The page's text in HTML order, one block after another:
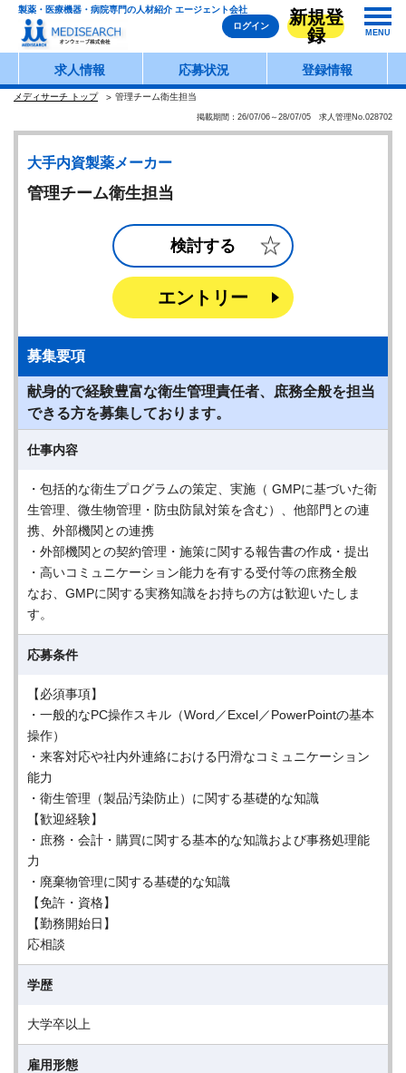
製薬・医療機器・病院専門の人材紹介 エージェント会社
ログイン
新規登
録
MENU
求人情報 応募状況 登録情報
メディサーチ トップ 管理チーム衛生担当
掲載期間：26/07/06～28/07/05 求人管理No.028702
大手内資製薬メーカー
管理チーム衛生担当
検討する
エントリー
募集要項
献身的で経験豊富な衛生管理責任者、庶務全般を担当
できる方を募集しております。
仕事内容
・包括的な衛生プログラムの策定、実施（ GMPに基づいた衛
生管理、微生物管理・防虫防鼠対策を含む）、他部門との連
携、外部機関との連携
・外部機関との契約管理・施策に関する報告書の作成・提出
・高いコミュニケーション能力を有する受付等の庶務全般
なお、GMPに関する実務知識をお持ちの方は歓迎いたしま
す。
応募条件
【必須事項】
・一般的なPC操作スキル（Word／Excel／PowerPointの基本
操作）
・来客対応や社内外連絡における円滑なコミュニケーション
能力
・衛生管理（製品汚染防止）に関する基礎的な知識
【歓迎経験】
・庶務・会計・購買に関する基本的な知識および事務処理能
力
・廃棄物管理に関する基礎的な知識
【免許・資格】
【勤務開始日】
応相談
学歴
大学卒以上
雇用形態